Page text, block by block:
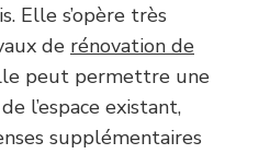
Elle s’opère très
de rénovation de
peut permettre une
l’espace existant,
supplémentaires